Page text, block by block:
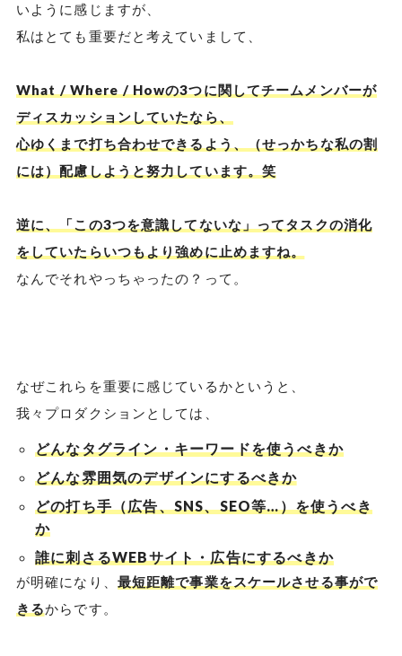
いように感じますが、
私はとても重要だと考えていまして、
What / Where / Howの3つに関してチームメンバーが
ディスカッションしていたなら、
心ゆくまで打ち合わせできるよう、（せっかちな私の割
には）配慮しようと努力しています。笑
逆に、「この3つを意識してないな」ってタスクの消化
をしていたらいつもより強めに止めますね。
なんでそれやっちゃったの？って。
なぜこれらを重要に感じているかというと、
我々プロダクションとしては、
どんなタグライン・キーワードを使うべきか
どんな雰囲気のデザインにするべきか
どの打ち手（広告、SNS、SEO等…）を使うべき
か
誰に刺さるWEBサイト・広告にするべきか
が明確になり、 最短距離で事業をスケールさせる事がで
きるからです。